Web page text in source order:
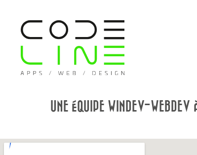
UNE ÉQUIPE WINDEV-